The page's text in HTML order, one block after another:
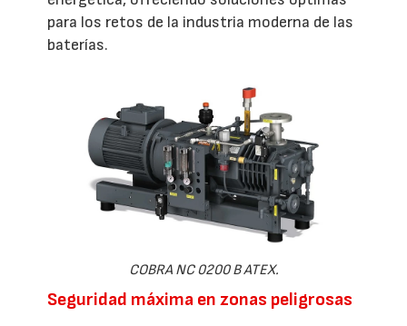
para los retos de la industria moderna de las
baterías.
COBRA NC 0200 B ATEX.
Seguridad máxima en zonas peligrosas